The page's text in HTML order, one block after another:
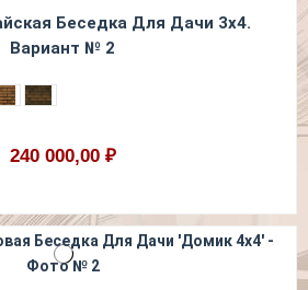
Беседка Для Дачи 3х4.
Вариант № 2
240 000,00 ₽